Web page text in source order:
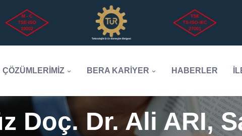
ÇÖZÜMLERİMİZ BERA KARİYER HABERLER
Doç. Dr. Ali ARI,